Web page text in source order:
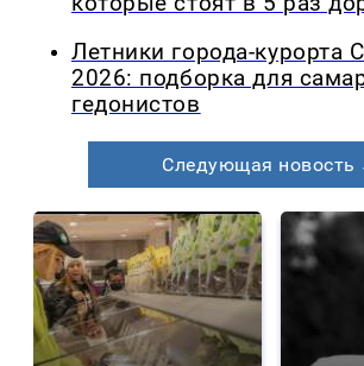
Летники города-курорта
2026: подборка для
гедонистов
Следующая новость